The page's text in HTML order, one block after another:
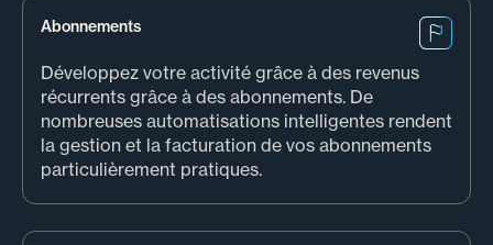
Abonnements
Développez votre activité grâce à des revenus
récurrents grâce à des abonnements. De
nombreuses automatisations intelligentes rendent
la gestion et la facturation de vos abonnements
particulièrement pratiques.